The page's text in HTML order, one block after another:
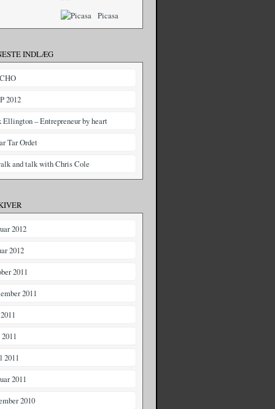
Picasa
INDLÆG
2012
Ellington – Entrepreneur by heart
Tar Ordet
and talk with Chris Cole
2012
2012
2011
2011
2011
2011
2010